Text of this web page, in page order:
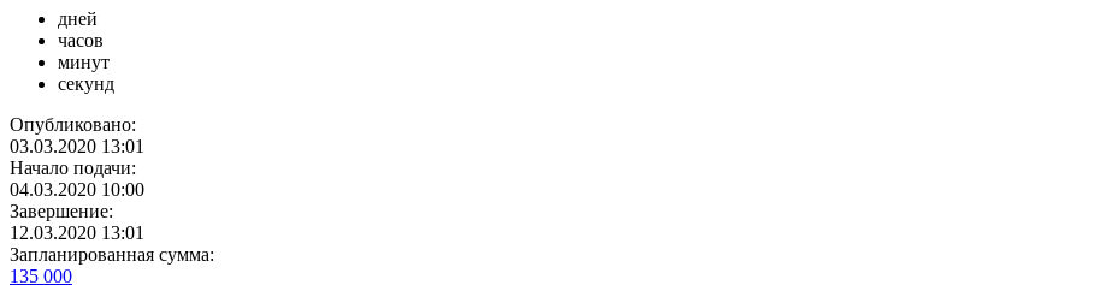
дней
часов
минут
секунд
Опубликовано:
03.03.2020 13:01
Начало подачи:
04.03.2020 10:00
Завершение:
12.03.2020 13:01
Запланированная сумма:
135 000